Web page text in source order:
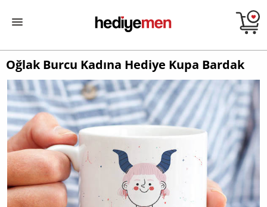
Oğlak Burcu Kadına Hediye Kupa Bardak